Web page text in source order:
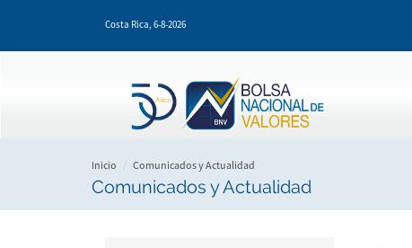
Costa Rica, 6-8-2026
Inicio Comunicados y Actualidad
Comunicados y Actualidad